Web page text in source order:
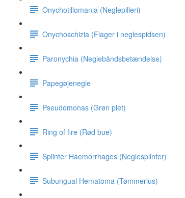
Onychotillomania (Neglepilleri)
Onychoschizia (Flager i neglespidsen)
Paronychia (Neglebåndsbetændelse)
Papegøjenegle
Pseudomonas (Grøn plet)
Ring of fire (Rød bue)
Splinter Haemorrhages (Neglesplinter)
Subungual Hematoma (Tømmerlus)